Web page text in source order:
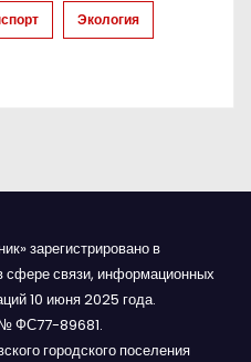
Экология
зарегистрировано в
сфере связи, информационных
10 июня 2025 года.
№ ФС77-89681.
городского поселения